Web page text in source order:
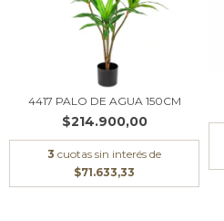
4417 PALO DE AGUA 150CM
$214.900,00
3 cuotas sin interés de
$71.633,33